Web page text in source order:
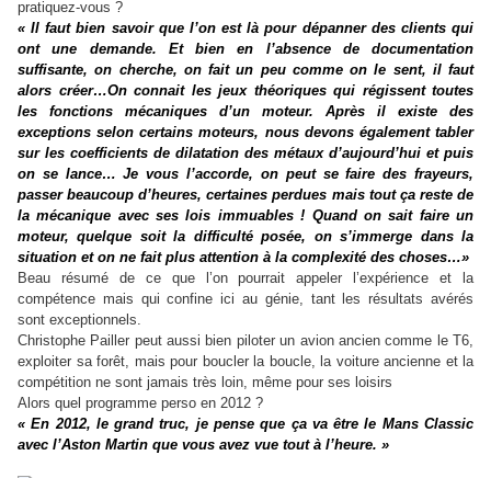
pratiquez-vous ?
« Il faut bien savoir que l’on est là pour dépanner des clients qui
ont une demande. Et bien en l’absence de documentation
suffisante, on cherche, on fait un peu comme on le sent, il faut
alors créer…On connait les jeux théoriques qui régissent toutes
les fonctions mécaniques d’un moteur. Après il existe des
exceptions selon certains moteurs, nous devons également tabler
sur les coefficients de dilatation des métaux d’aujourd’hui et puis
on se lance… Je vous l’accorde, on peut se faire des frayeurs,
passer beaucoup d’heures, certaines perdues mais tout ça reste de
la mécanique avec ses lois immuables ! Quand on sait faire un
moteur, quelque soit la difficulté posée, on s’immerge dans la
situation et on ne fait plus attention à la complexité des choses…»
Beau résumé de ce que l’on pourrait appeler l’expérience et la
compétence mais qui confine ici au génie, tant les résultats avérés
sont exceptionnels.
Christophe Pailler peut aussi bien piloter un avion ancien comme le T6,
exploiter sa forêt, mais pour boucler la boucle, la voiture ancienne et la
compétition ne sont jamais très loin, même pour ses loisirs
Alors quel programme perso en 2012 ?
« En 2012, le grand truc, je pense que ça va être le Mans Classic
avec l’Aston Martin que vous avez vue tout à l’heure. »